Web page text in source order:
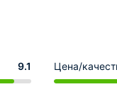
9.1 Цена/